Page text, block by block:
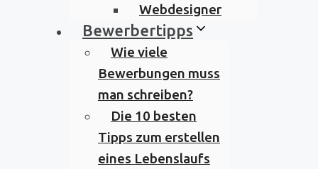
Webdesigner
Bewerbertipps
Wie viele
Bewerbungen muss
man schreiben?
Die 10 besten
Tipps zum erstellen
eines Lebenslaufs